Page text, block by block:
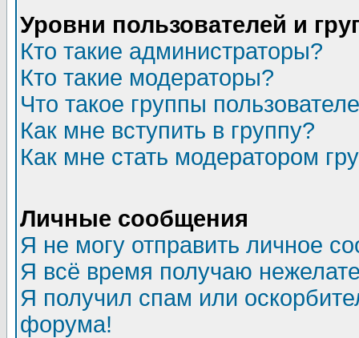
Уровни пользователей и
Кто такие администраторы?
Кто такие модераторы?
Что такое группы
Как мне вступить в группу?
Как мне стать модератором
Личные сообщения
Я не могу отправить личное
Я всё время получаю
Я получил спам или
форума!